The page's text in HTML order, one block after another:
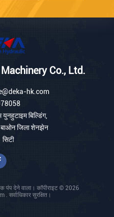
Co., Ltd.
hk.com
बिल्डिंग,
बाओन जिला शेनझेन
सिटी
पंप देने वाला। कॉपीराइट © 2026
सुरक्षित।